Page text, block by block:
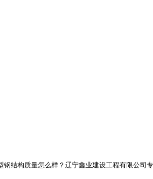
结构质量怎么样？辽宁鑫业建设工程有限公